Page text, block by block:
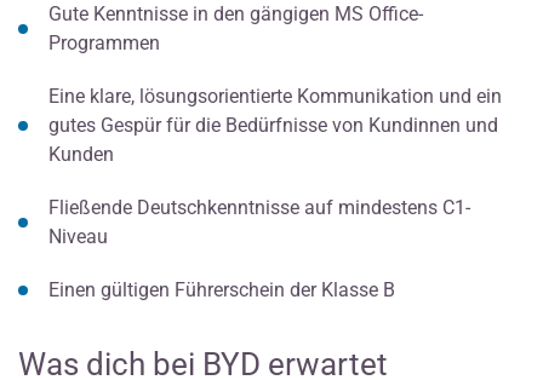
Gute Kenntnisse in den gängigen MS Office-
Programmen
Eine klare, lösungsorientierte Kommunikation und ein
gutes Gespür für die Bedürfnisse von Kundinnen und
Kunden
Fließende Deutschkenntnisse auf mindestens C1-
Niveau
Einen gültigen Führerschein der Klasse B
Was dich bei BYD erwartet